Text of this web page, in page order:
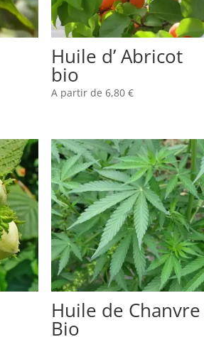
Huile d’ Abricot
bio
A partir de 6,80 €
Huile de Chanvre
Bio